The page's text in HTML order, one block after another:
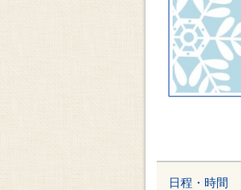
日程・時間